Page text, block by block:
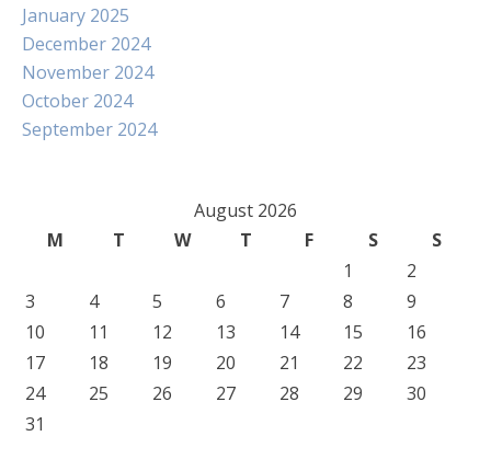
January 2025
December 2024
November 2024
October 2024
September 2024
August 2026
M
T W T F S
S
1
2
3
4 5 6 7 8
9
10
11 12 13 14 15
16
17
18 19 20 21 22
23
24
25 26 27 28 29
30
31